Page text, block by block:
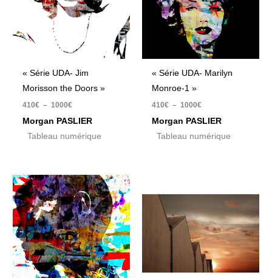
« Série UDA- Jim
Morisson the Doors »
410€ – 1000€
Morgan PASLIER
Tableau numérique
« Série UDA- Marilyn
Monroe-1 »
410€ – 1000€
Morgan PASLIER
Tableau numérique
Plage
de
prix :
410€
à
1000€
à
145€